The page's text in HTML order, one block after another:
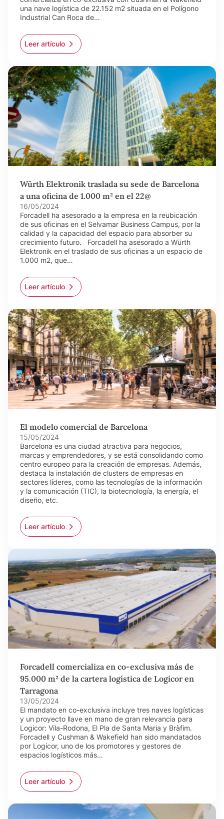
una nave logística de 22.152 m2 situada en el Polígono
Industrial Can Roca de…
Leer artículo
Würth Elektronik traslada su sede de Barcelona
a una oficina de 1.000 m² en el 22@
16/05/2024
Forcadell ha asesorado a la empresa en la reubicación
de sus oficinas en el Selvamar Business Campus, por la
calidad y la capacidad del espacio para absorber su
crecimiento futuro. Forcadell ha asesorado a Würth
Elektronik en el traslado de sus oficinas a un espacio de
1.000 m2, que…
Leer artículo
El modelo comercial de Barcelona
15/05/2024
Barcelona es una ciudad atractiva para negocios,
marcas y emprendedores, y se está consolidando como
centro europeo para la creación de empresas. Además,
destaca la instalación de clusters de empresas en
sectores líderes, como las tecnologías de la información
y la comunicación (TIC), la biotecnología, la energía, el
diseño, etc.
Leer artículo
Forcadell comercializa en co-exclusiva más de
95.000 m² de la cartera logística de Logicor en
Tarragona
13/05/2024
El mandato en co-exclusiva incluye tres naves logísticas
y un proyecto llave en mano de gran relevancia para
Logicor: Vila-Rodona, El Pla de Santa Maria y Bràfim.
Forcadell y Cushman & Wakefield han sido mandatados
por Logicor, uno de los promotores y gestores de
espacios logísticos más…
Leer artículo